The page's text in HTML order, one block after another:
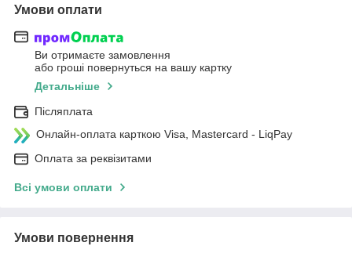
Умови оплати
Ви отримаєте замовлення
або гроші повернуться на вашу картку
Детальніше
Післяплата
Онлайн-оплата карткою Visa, Mastercard - LiqPay
Оплата за реквізитами
Всі умови оплати
Умови повернення